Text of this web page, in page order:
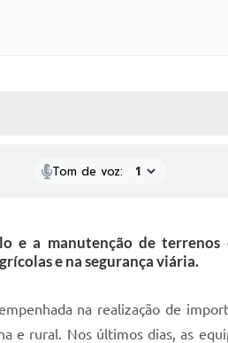
Tom de voz:
e a manutenção de
e na segurança viária.
na realização de
e rural. Nos últimos dias, as